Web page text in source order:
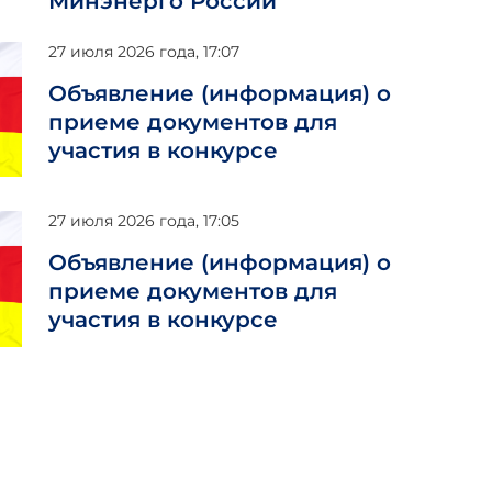
просвещения
Кравцовым
Объявление (информация) о
приеме документов для
участия в конкурсе
27 июля 2026 года, 17:07
Объявление (информация) о
приеме документов для
участия в конкурсе
27 июля 2026 года, 17:05